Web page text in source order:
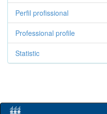
Perfil profissional
Professional profile
Statistic